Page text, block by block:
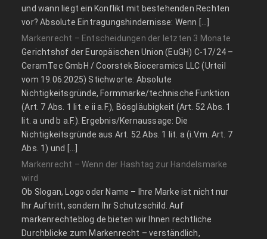
und wann liegt ein Konflikt mit bestehenden Rechten
vor? Absolute Eintragungshindernisse: Wenn […]
Markenrecht – Entscheidungen der letzten 3 Monate
Gerichtshof der Europäischen Union (EuGH) C‑17/24 –
CeramTec GmbH / Coorstek Bioceramics LLC (Urteil
vom 19.06.2025) Stichworte: Absolute
Nichtigkeitsgründe, Formmarke/technische Funktion
(Art. 7 Abs. 1 lit. e ii a.F.), Bösgläubigkeit (Art. 52 Abs. 1
lit. a und b a.F.). Ergebnis/Kernaussage: Die
Nichtigkeitsgründe aus Art. 52 Abs. 1 lit. a (i.V.m. Art. 7
Abs. 1) und […]
Markenrecht – Wenn der Hashtag zur Handelsmarke
wird
Ob Slogan, Logo oder Name – Ihre Marke ist nicht nur
Ihr Auftritt, sondern Ihr Schutzschild. Auf
markenrechteblog.de bieten wir Ihnen rechtliche
Durchblicke zum Markenrecht – verständlich,